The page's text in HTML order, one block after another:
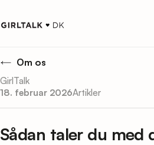
Om os
GirlTalk
18. februar 2026Artikler
Sådan taler du med